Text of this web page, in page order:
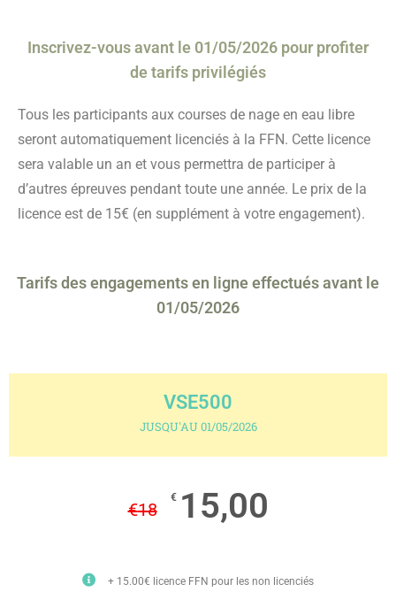
Inscrivez-vous avant le 01/05/2026 pour profiter
de tarifs privilégiés
Tous les participants aux courses de nage en eau libre
seront automatiquement licenciés à la FFN. Cette licence
sera valable un an et vous permettra de participer à
d’autres épreuves pendant toute une année. Le prix de la
licence est de 15€ (en supplément à votre engagement).
Tarifs des engagements en ligne effectués avant le
01/05/2026
VSE500
JUSQU'AU 01/05/2026
€18
€ 15,00
+ 15.00€ licence FFN pour les non licenciés